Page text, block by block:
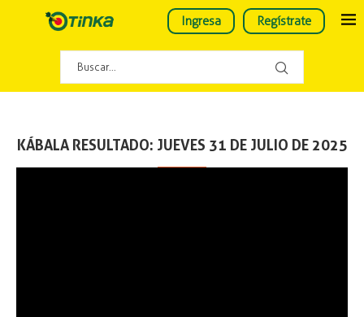
Ingresa Regístrate
KÁBALA RESULTADO: JUEVES 31 DE JULIO DE 2025